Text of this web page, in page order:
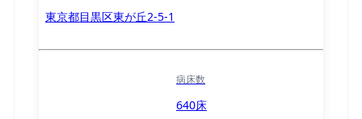
東京都目黒区東が丘2-5-1
病床数
640床